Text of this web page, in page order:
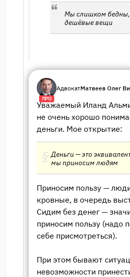
Мы слишком бедны,
дешёвые вещи
ПРО
АдвокатМатвеев Олег
Уважаемый Иланд
не очень хорошо
деньги. Мое открытие:
Деньги — это
мы приносим людям
Приносим пользу —
кровные, в очередь
Сидим без денег —
приносим пользу (надо
себе присмотреться).
При этом бывают
невозможности